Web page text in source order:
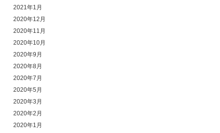
2021年1月
2020年12月
2020年11月
2020年10月
2020年9月
2020年8月
2020年7月
2020年5月
2020年3月
2020年2月
2020年1月